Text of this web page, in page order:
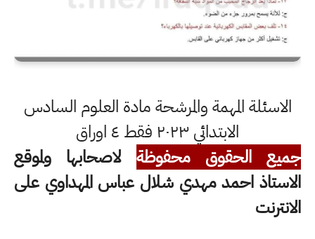
الاسئلة المهمة والمرشحة مادة العلوم السادس
الابتدائي ٢٠٢٣ فقط ٤ اوراق
جميع الحقوق محفوظة لاصحابها ولموقع
الاستاذ احمد مهدي شلال عباس المهداوي على
الانترنت